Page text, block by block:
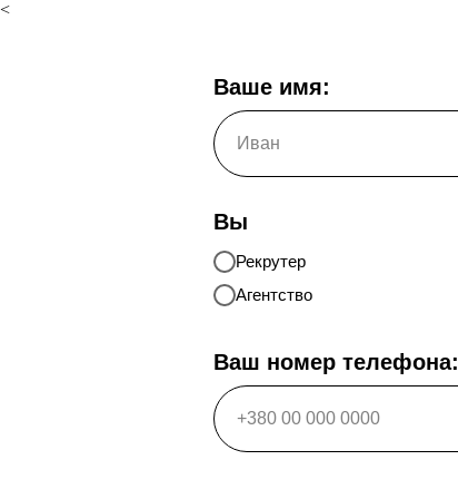
<
Ваше имя:
Вы
Рекрутер
Агентство
Ваш номер телефона: